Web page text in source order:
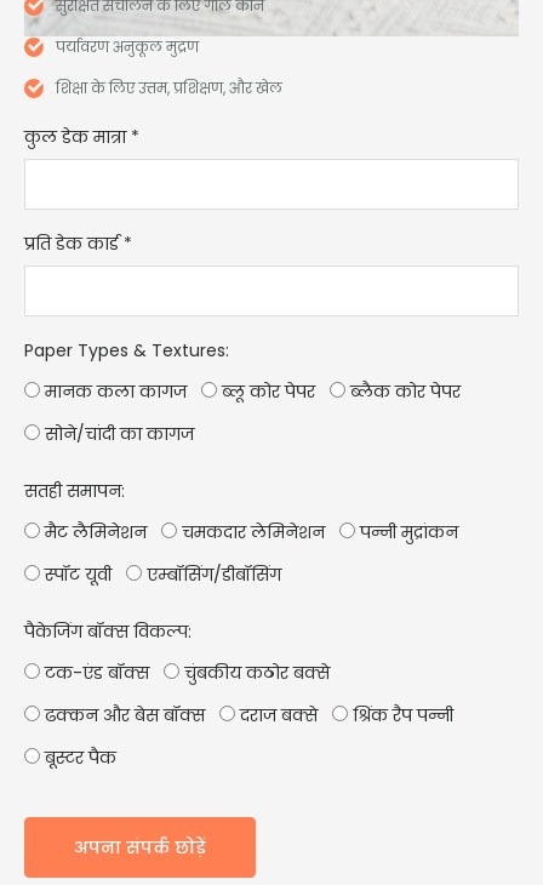
सुरक्षित संचालन के लिए गोल कोने
पर्यावरण अनुकूल मुद्रण
शिक्षा के लिए उत्तम, प्रशिक्षण, और खेल
कुल डेक मात्रा *
प्रति डेक कार्ड *
Paper Types & Textures:
मानक कला कागज
ब्लू कोर पेपर
ब्लैक कोर पेपर
सोने/चांदी का कागज
सतही समापन:
मैट लैमिनेशन
चमकदार लेमिनेशन
पन्नी मुद्रांकन
स्पॉट यूवी
एम्बॉसिंग/डीबॉसिंग
पैकेजिंग बॉक्स विकल्प:
टक-एंड बॉक्स
चुंबकीय कठोर बक्से
ढक्कन और बेस बॉक्स
दराज बक्से
श्रिंक रैप पन्नी
बूस्टर पैक
अपना संपर्क छोड़ें